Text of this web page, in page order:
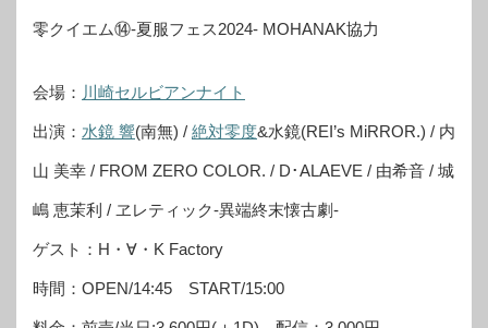
零クイエム⑭-夏服フェス2024- MOHANAK協力
会場： 川崎セルビアンナイト
出演： 水鏡 響(南無) / 絶対零度&水鏡(REI’s MiRROR.) / 内
山 美幸 / FROM ZERO COLOR. / D･ALAEVE / 由希音 / 城
嶋 恵茉利 / ヱレティック-異端終末懐古劇-
ゲスト：H・∀・K Factory
時間：OPEN/14:45 START/15:00